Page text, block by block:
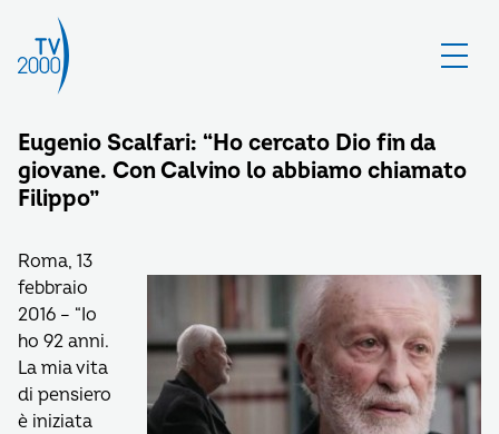
Eugenio Scalfari: “Ho cercato Dio fin da
giovane. Con Calvino lo abbiamo chiamato
Filippo”
Roma, 13
febbraio
2016 – “Io
ho 92 anni.
La mia vita
di pensiero
è iniziata